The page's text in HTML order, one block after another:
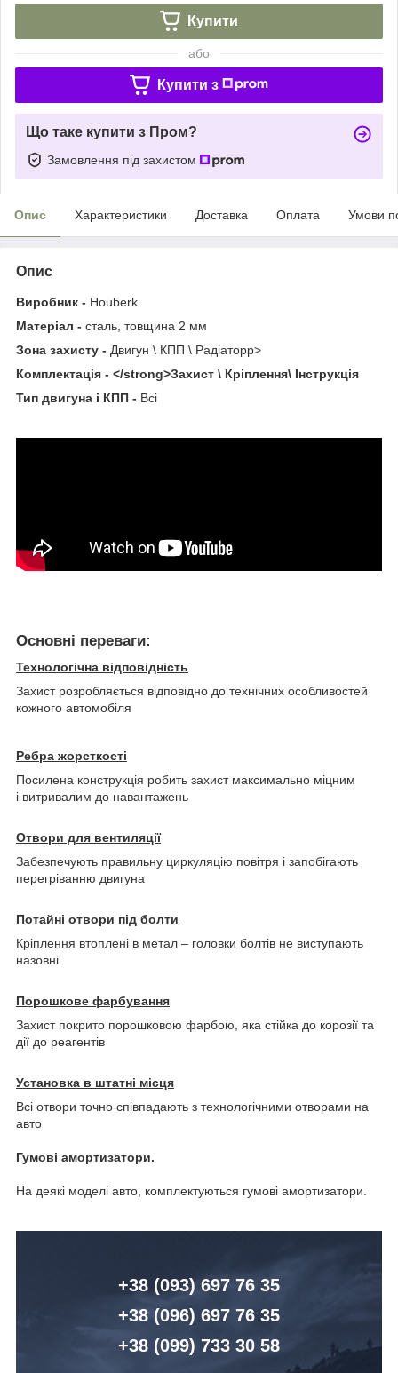
Купити
або
Купити з
Що таке купити з Пром?
Замовлення під захистом
Опис Характеристики Доставка Оплата Умови
Опис
Виробник - Houberk
Матеріал - сталь, товщина 2 мм
Зона захисту - Двигун \ КПП \ Радіаторp>
Комплектація - </strong>Захист \ Кріплення\ Інструкція
Тип двигуна і КПП - Всі
Основні переваги:
Технологічна відповідність
Захист розробляється відповідно до технічних особливостей
кожного автомобіля
Ребра жорсткості
Посилена конструкція робить захист максимально міцним
і витривалим до навантажень
Отвори для вентиляції
Забезпечують правильну циркуляцію повітря і запобігають
перегріванню двигуна
Потайні отвори під болти
Кріплення втоплені в метал – головки болтів не виступають
назовні.
Порошкове фарбування
Захист покрито порошковою фарбою, яка стійка до корозії та
дії до реагентів
Установка в штатні місця
Всі отвори точно співпадають з технологічними отворами на
авто
Гумові амортизатори.
На деякі моделі авто, комплектуються гумові амортизатори.
+38 (093) 697 76 35
+38 (096) 697 76 35
+38 (099) 733 30 58